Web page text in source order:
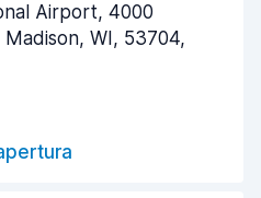
Airport, 4000
Madison, WI, 53704,